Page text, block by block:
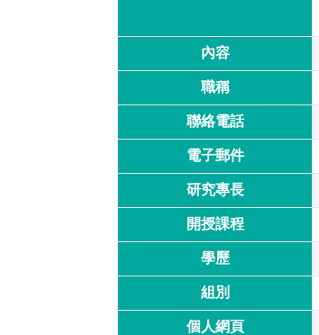
內容
職稱
聯絡電話
電子郵件
研究專長
開授課程
學歷
組別
個人網頁